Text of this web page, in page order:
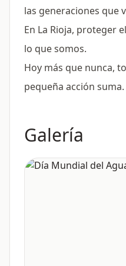
las generaciones que
En La Rioja, proteger
lo que somos.
Hoy más que nunca,
pequeña acción suma.
Galería